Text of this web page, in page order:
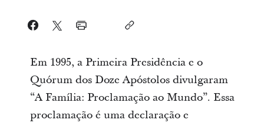
Em 1995, a Primeira Presidência e o
Quórum dos Doze Apóstolos divulgaram
“A Família: Proclamação ao Mundo”. Essa
proclamação é uma declaração e